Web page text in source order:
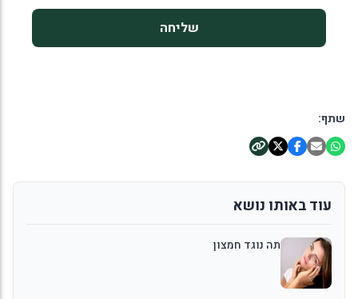
שליחה
שתף:
עוד באותו נושא
תה נוגד חמצון